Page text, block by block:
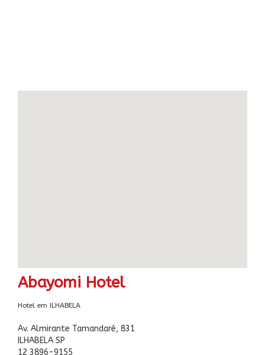
Abayomi Hotel
Hotel em ILHABELA
Av. Almirante Tamandaré, 831
ILHABELA SP
12 3896-9155